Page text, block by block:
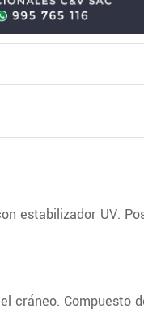
estabilizador UV.
cráneo. Compuesto